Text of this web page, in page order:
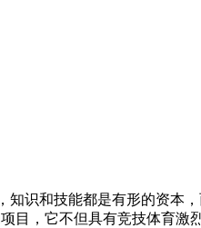
识和技能都是有形的资本
目，它不但具有竞技体育激